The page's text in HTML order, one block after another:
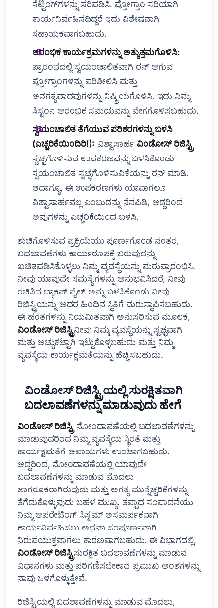
ಸೆಟ್ಟಿಂಗ್‌ಗಳನ್ನು ಸರಿಪಡಿಸಿ. ಪ್ರೋಗ್ರಾಂ ಸರಿಯಾಗಿ
ಕಾರ್ಯನಿರ್ವಹಿಸದಿದ್ದರೆ ಇದು ವಿಶೇಷವಾಗಿ
ಸಹಾಯಕವಾಗಬಹುದು.
ಆರಂಭಿಕ ಕಾರ್ಯಕ್ರಮಗಳನ್ನು ಅತ್ಯುತ್ತಮಗೊಳಿಸಿ:
ಪ್ರಾರಂಭದಲ್ಲಿ ಸ್ವಯಂಚಾಲಿತವಾಗಿ ರನ್ ಆಗುವ
ಪ್ರೋಗ್ರಾಂಗಳನ್ನು ಪರಿಶೀಲಿಸಿ ಮತ್ತು
ಅನಗತ್ಯವಾದವುಗಳನ್ನು ನಿಷ್ಕ್ರಿಯಗೊಳಿಸಿ. ಇದು ನಿಮ್ಮ
ಸಿಸ್ಟಂನ ಆರಂಭಿಕ ಸಮಯವನ್ನು ವೇಗಗೊಳಿಸಬಹುದು.
ಸ್ವಯಂಚಾಲಿತ ತೆಗೆಯುವ ಪರಿಕರಗಳನ್ನು ಬಳಸಿ
(ಎಚ್ಚರಿಕೆಯಿಂದಿರಿ!): ವಿಶ್ವಾಸಾರ್ಹವಿಂಡೋಸ್ ರಿಜಿಸ್ಟ್ರಿ
ಸ್ವಚ್ಛಗೊಳಿಸುವ ಉಪಕರಣವನ್ನು ಬಳಸಿಕೊಂಡು
ಸ್ವಯಂಚಾಲಿತ ಸ್ವಚ್ಛಗೊಳಿಸುವಿಕೆಯನ್ನು ರನ್ ಮಾಡಿ.
ಆದಾಗ್ಯೂ, ಈ ಉಪಕರಣಗಳು ಯಾವಾಗಲೂ
ವಿಶ್ವಾಸಾರ್ಹವಲ್ಲ ಎಂಬುದನ್ನು ನೆನಪಿಡಿ, ಆದ್ದರಿಂದ
ಅವುಗಳನ್ನು ಎಚ್ಚರಿಕೆಯಿಂದ ಬಳಸಿ.
ಶುಚಿಗೊಳಿಸುವ ಪ್ರಕ್ರಿಯೆಯು ಪೂರ್ಣಗೊಂಡ ನಂತರ,
ಬದಲಾವಣೆಗಳು ಕಾರ್ಯರೂಪಕ್ಕೆ ಬರುವುದನ್ನು
ಖಚಿತಪಡಿಸಿಕೊಳ್ಳಲು ನಿಮ್ಮ ವ್ಯವಸ್ಥೆಯನ್ನು ಮರುಪ್ರಾರಂಭಿಸಿ.
ನೀವು ಯಾವುದೇ ಸಮಸ್ಯೆಗಳನ್ನು ಅನುಭವಿಸಿದರೆ, ನೀವು
ರಚಿಸಿದ ಬ್ಯಾಕಪ್ ಫೈಲ್ ಅನ್ನು ಬಳಸಿಕೊಂಡು ನೀವು
ರಿಜಿಸ್ಟ್ರಿಯನ್ನು ಅದರ ಹಿಂದಿನ ಸ್ಥಿತಿಗೆ ಮರುಸ್ಥಾಪಿಸಬಹುದು.
ಈ ಹಂತಗಳನ್ನು ನಿಯಮಿತವಾಗಿ ಅನುಸರಿಸುವ ಮೂಲಕ,
ವಿಂಡೋಸ್ ರಿಜಿಸ್ಟ್ರಿನೀವು ನಿಮ್ಮ ವ್ಯವಸ್ಥೆಯನ್ನು ಸ್ವಚ್ಛವಾಗಿ
ಮತ್ತು ಅಚ್ಚುಕಟ್ಟಾಗಿ ಇಟ್ಟುಕೊಳ್ಳಬಹುದು ಮತ್ತು ನಿಮ್ಮ
ವ್ಯವಸ್ಥೆಯ ಕಾರ್ಯಕ್ಷಮತೆಯನ್ನು ಹೆಚ್ಚಿಸಬಹುದು.
ವಿಂಡೋಸ್ ರಿಜಿಸ್ಟ್ರಿಯಲ್ಲಿ ಸುರಕ್ಷಿತವಾಗಿ
ಬದಲಾವಣೆಗಳನ್ನು ಮಾಡುವುದು ಹೇಗೆ
ವಿಂಡೋಸ್ ರಿಜಿಸ್ಟ್ರಿ ನೋಂದಾವಣೆಯಲ್ಲಿ ಬದಲಾವಣೆಗಳನ್ನು
ಮಾಡುವುದರಿಂದ ನಿಮ್ಮ ವ್ಯವಸ್ಥೆಯ ಸ್ಥಿರತೆ ಮತ್ತು
ಕಾರ್ಯಕ್ಷಮತೆಗೆ ಅಪಾಯಗಳು ಉಂಟಾಗಬಹುದು.
ಆದ್ದರಿಂದ, ನೋಂದಾವಣೆಯಲ್ಲಿ ಯಾವುದೇ
ಬದಲಾವಣೆಗಳನ್ನು ಮಾಡುವ ಮೊದಲು
ಜಾಗರೂಕರಾಗಿರುವುದು ಮತ್ತು ಅಗತ್ಯ ಮುನ್ನೆಚ್ಚರಿಕೆಗಳನ್ನು
ತೆಗೆದುಕೊಳ್ಳುವುದು ಬಹಳ ಮುಖ್ಯ. ತಪ್ಪಾದ ಸಂಪಾದನೆಯು
ನಿಮ್ಮ ಆಪರೇಟಿಂಗ್ ಸಿಸ್ಟಮ್ ಅಸಮರ್ಪಕವಾಗಿ
ಕಾರ್ಯನಿರ್ವಹಿಸಲು ಅಥವಾ ಸಂಪೂರ್ಣವಾಗಿ
ನಿರುಪಯುಕ್ತವಾಗಲು ಕಾರಣವಾಗಬಹುದು. ಈ ವಿಭಾಗದಲ್ಲಿ,
ವಿಂಡೋಸ್ ರಿಜಿಸ್ಟ್ರಿಸುರಕ್ಷಿತ ಬದಲಾವಣೆಗಳನ್ನು ಮಾಡುವ
ವಿಧಾನಗಳು ಮತ್ತು ಪರಿಗಣಿಸಬೇಕಾದ ಪ್ರಮುಖ ಅಂಶಗಳನ್ನು
ನಾವು ಒಳಗೊಳ್ಳುತ್ತೇವೆ.
ರಿಜಿಸ್ಟ್ರಿಯಲ್ಲಿ ಬದಲಾವಣೆಗಳನ್ನು ಮಾಡುವ ಮೊದಲು,